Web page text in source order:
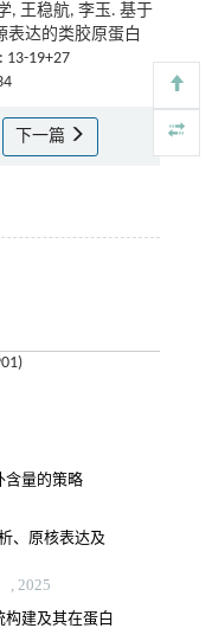
, 王稳航, 李玉. 基于
表达的类胶原蛋白
13-19+27
下一篇